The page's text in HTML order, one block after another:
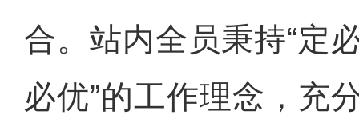
合。站内全员秉持“定
必优”的工作理念，充